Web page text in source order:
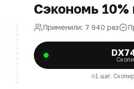
Сэкономь 10%
Применили: 7 940 раз
1 шаг.